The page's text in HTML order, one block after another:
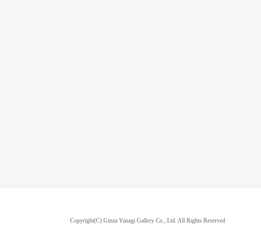
Copyright(C) Ginza Yanagi Gallery Co., Ltd. All Rights Reserved